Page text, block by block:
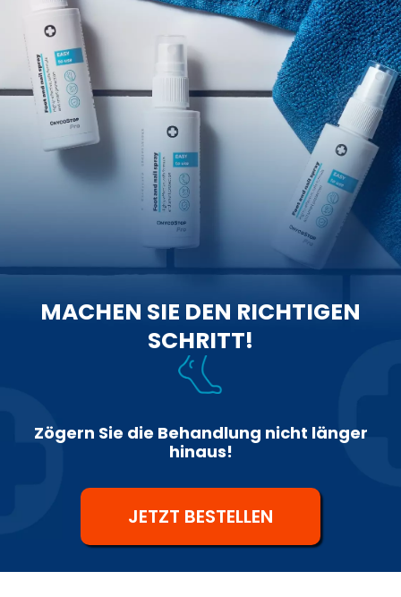
MACHEN SIE DEN RICHTIGEN
SCHRITT!
Zögern Sie die Behandlung nicht länger
hinaus!
JETZT BESTELLEN